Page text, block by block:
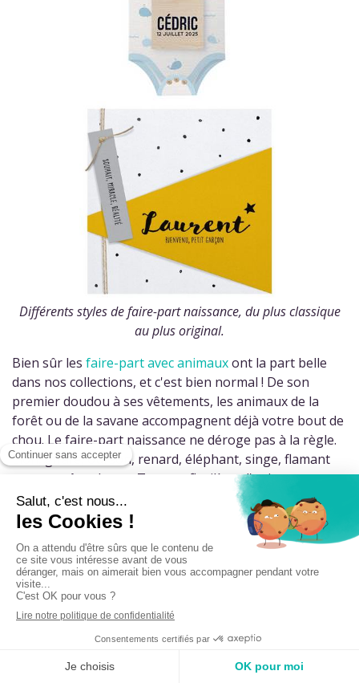
Différents styles de faire-part naissance, du plus classique
au plus original.
Bien sûr les faire-part avec animauxont la part belle
dans nos collections, et c'est bien normal ! De son
premier doudou à ses vêtements, les animaux de la
forêt ou de la savane accompagnent déjà votre bout de
chou. Le faire-part naissance ne déroge pas à la règle.
Lion, girafe, ourson, renard, éléphant, singe, flamant
rose et même lama... Tout un florilège d'animaux en
tout genre accompagnent en fanfare l'arrivée de votre
bébé.